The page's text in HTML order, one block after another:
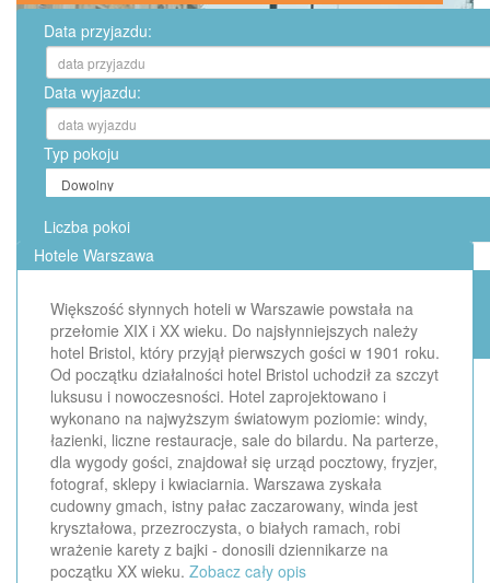
Data przyjazdu:
Data wyjazdu:
Typ pokoju
Liczba pokoi
Hotele Warszawa
Większość słynnych hoteli w Warszawie powstała na
przełomie XIX i XX wieku. Do najsłynniejszych należy
hotel Bristol, który przyjął pierwszych gości w 1901 roku.
Od początku działalności hotel Bristol uchodził za szczyt
luksusu i nowoczesności. Hotel zaprojektowano i
wykonano na najwyższym światowym poziomie: windy,
łazienki, liczne restauracje, sale do bilardu. Na parterze,
dla wygody gości, znajdował się urząd pocztowy, fryzjer,
fotograf, sklepy i kwiaciarnia. Warszawa zyskała
cudowny gmach, istny pałac zaczarowany, winda jest
kryształowa, przezroczysta, o białych ramach, robi
wrażenie karety z bajki - donosili dziennikarze na
początku XX wieku. Zobacz cały opis